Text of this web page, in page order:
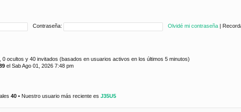
Contraseña: Olvidé mi contraseña
ocultos y 40 invitados (basados en usuarios activos en los últimos 5 minutos)
el Sab Ago 01, 2026 7:48 pm
40 • Nuestro usuario más reciente es J35U5